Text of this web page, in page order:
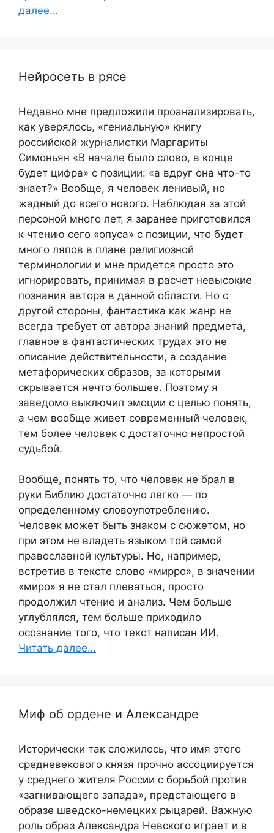
далее…
Нейросеть в рясе
Недавно мне предложили проанализировать,
как уверялось, «гениальную» книгу
российской журналистки Маргариты
Симоньян «В начале было слово, в конце
будет цифра» с позиции: «а вдруг она что-то
знает?» Вообще, я человек ленивый, но
жадный до всего нового. Наблюдая за этой
персоной много лет, я заранее приготовился
к чтению сего «опуса» с позиции, что будет
много ляпов в плане религиозной
терминологии и мне придется просто это
игнорировать, принимая в расчет невысокие
познания автора в данной области. Но с
другой стороны, фантастика как жанр не
всегда требует от автора знаний предмета,
главное в фантастических трудах это не
описание действительности, а создание
метафорических образов, за которыми
скрывается нечто большее. Поэтому я
заведомо выключил эмоции с целью понять,
а чем вообще живет современный человек,
тем более человек с достаточно непростой
судьбой.
Вообще, понять то, что человек не брал в
руки Библию достаточно легко — по
определенному словоупотреблению.
Человек может быть знаком с сюжетом, но
при этом не владеть языком той самой
православной культуры. Но, например,
встретив в тексте слово «мирро», в значении
«миро» я не стал плеваться, просто
продолжил чтение и анализ. Чем больше
углублялся, тем больше приходило
осознание того, что текст написан ИИ.
Читать далее…
Миф об ордене и Александре
Исторически так сложилось, что имя этого
средневекового князя прочно ассоциируется
у среднего жителя России с борьбой против
«загнивающего запада», предстающего в
образе шведско-немецких рыцарей. Важную
роль образ Александра Невского играет и в